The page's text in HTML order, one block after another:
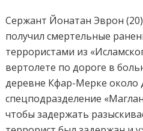
Сержант Йонатан Эврон
получил смертельные
террористами из
вертолете по дороге в
деревне Кфар-Мерке около
спецподразделение
чтобы задержать